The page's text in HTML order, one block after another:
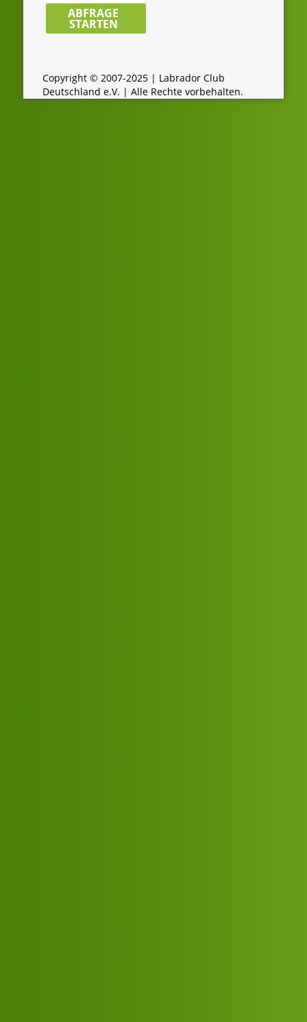
Zuchtdatenbank
durchsuchen:
ABFRAGE
STARTEN
Copyright © 2007-2025 | Labrador Club
Deutschland e.V. | Alle Rechte vorbehalten.